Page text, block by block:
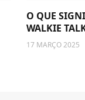
O QUE
WALKIE
17 MARÇO 2025